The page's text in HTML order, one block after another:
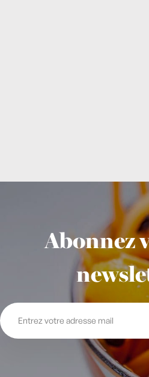
Abonnez